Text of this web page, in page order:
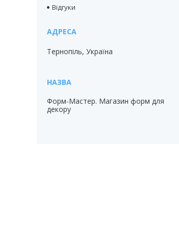
Відгуки
Тернопіль, Україна
Форм-Мастер. Магазин форм для
декору